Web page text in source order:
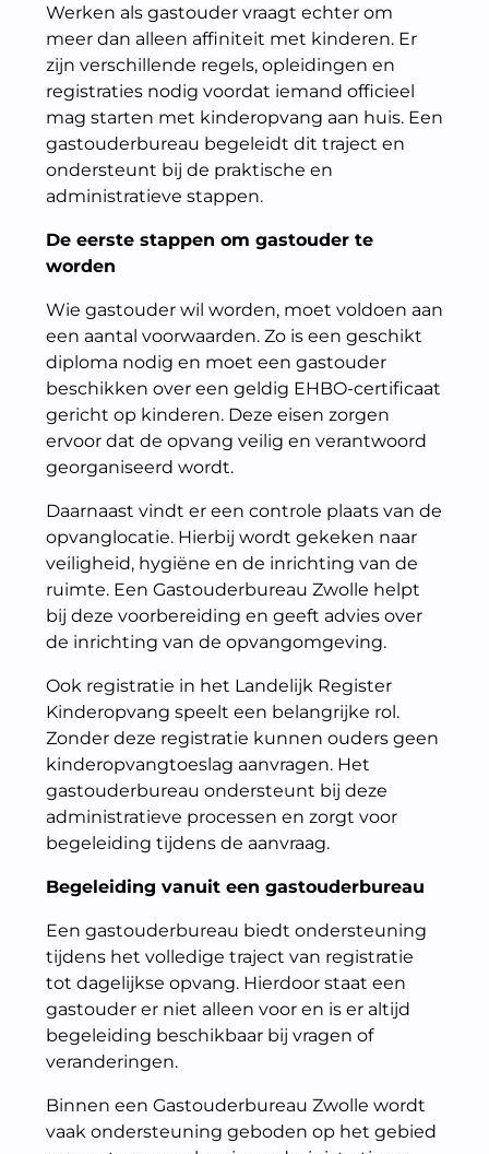
Werken als gastouder vraagt echter om
meer dan alleen affiniteit met kinderen. Er
zijn verschillende regels, opleidingen en
registraties nodig voordat iemand officieel
mag starten met kinderopvang aan huis. Een
gastouderbureau begeleidt dit traject en
ondersteunt bij de praktische en
administratieve stappen.
De eerste stappen om gastouder te
worden
Wie gastouder wil worden, moet voldoen aan
een aantal voorwaarden. Zo is een geschikt
diploma nodig en moet een gastouder
beschikken over een geldig EHBO-certificaat
gericht op kinderen. Deze eisen zorgen
ervoor dat de opvang veilig en verantwoord
georganiseerd wordt.
Daarnaast vindt er een controle plaats van de
opvanglocatie. Hierbij wordt gekeken naar
veiligheid, hygiëne en de inrichting van de
ruimte. Een Gastouderbureau Zwolle helpt
bij deze voorbereiding en geeft advies over
de inrichting van de opvangomgeving.
Ook registratie in het Landelijk Register
Kinderopvang speelt een belangrijke rol.
Zonder deze registratie kunnen ouders geen
kinderopvangtoeslag aanvragen. Het
gastouderbureau ondersteunt bij deze
administratieve processen en zorgt voor
begeleiding tijdens de aanvraag.
Begeleiding vanuit een gastouderbureau
Een gastouderbureau biedt ondersteuning
tijdens het volledige traject van registratie
tot dagelijkse opvang. Hierdoor staat een
gastouder er niet alleen voor en is er altijd
begeleiding beschikbaar bij vragen of
veranderingen.
Binnen een Gastouderbureau Zwolle wordt
vaak ondersteuning geboden op het gebied